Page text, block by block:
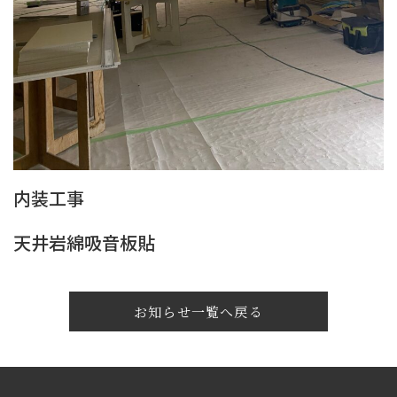
内装工事
天井岩綿吸音板貼
お知らせ一覧へ戻る